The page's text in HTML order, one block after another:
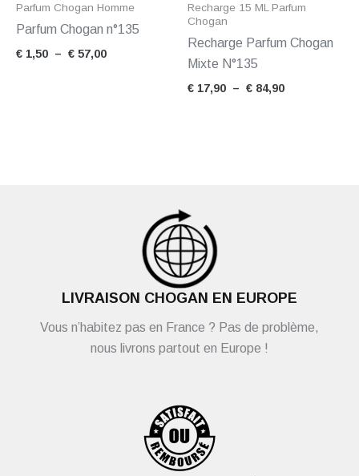
Parfum Chogan Homme
Parfum Chogan n°135
€ 1,50 – € 57,00
Recharge 15 ML Parfum
Chogan
Recharge Parfum Chogan
Mixte N°135
€ 17,90 – € 84,90
LIVRAISON CHOGAN EN EUROPE
Vous n’habitez pas en France ? Pas de problème,
nous livrons partout en Europe !